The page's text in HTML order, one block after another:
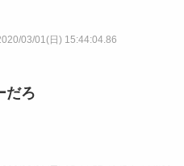
03/01(日) 15:44:04.86
だろ